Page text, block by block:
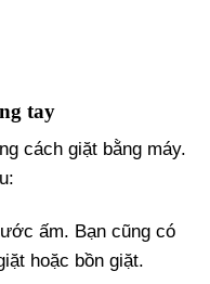
tay
cách giặt bằng máy.
ấm. Bạn cũng có
hoặc bồn giặt.